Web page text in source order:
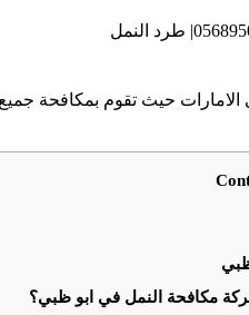
حيث تقوم بمكافحة
مكافحة النمل في ابو ظبي؟